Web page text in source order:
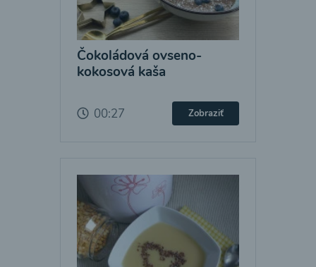
Čokoládová ovseno-
kokosová kaša
00:27 Zobraziť